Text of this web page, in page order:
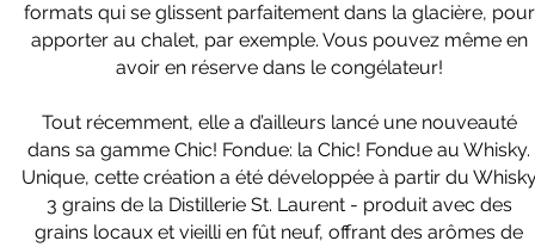
formats qui se glissent parfaitement dans la glacière, pour
apporter au chalet, par exemple. Vous pouvez même en
avoir en réserve dans le congélateur!
Tout récemment, elle a d’ailleurs lancé une nouveauté
dans sa gamme Chic! Fondue: la Chic! Fondue au Whisky.
Unique, cette création a été développée à partir du
3 grains de la Distillerie St. Laurent - produit avec des
grains locaux et vieilli en fût neuf, offrant des arômes de